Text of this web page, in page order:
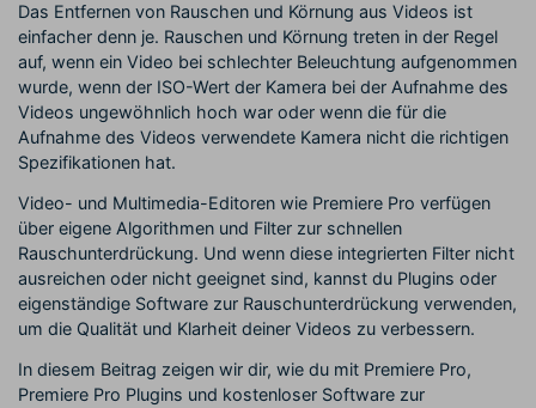
Creator
Monetarisierungs-
Programm
Monetarisieren Sie
Ihren Einfluss mit Filmora
Freunde-werben-
Programm
An Freunde empfehlen,
Blog
Kunden-Geschichten
Erfahren Sie, wie unsere
Kunden Erfolg haben
Affiliate-Programm
Schalten Sie Partnerschaften
auf Unternehmensebene frei
Das Entfernen von Rauschen und Körnung aus Videos ist
einfacher denn je. Rauschen und Körnung treten in der Regel
auf, wenn ein Video bei schlechter Beleuchtung aufgenommen
wurde, wenn der ISO-Wert der Kamera bei der Aufnahme des
Videos ungewöhnlich hoch war oder wenn die für die
Aufnahme des Videos verwendete Kamera nicht die richtigen
Spezifikationen hat.
Video- und Multimedia-Editoren wie Premiere Pro verfügen
über eigene Algorithmen und Filter zur schnellen
Rauschunterdrückung. Und wenn diese integrierten Filter nicht
ausreichen oder nicht geeignet sind, kannst du Plugins oder
eigenständige Software zur Rauschunterdrückung verwenden,
um die Qualität und Klarheit deiner Videos zu verbessern.
In diesem Beitrag zeigen wir dir, wie du mit Premiere Pro,
Premiere Pro Plugins und kostenloser Software zur